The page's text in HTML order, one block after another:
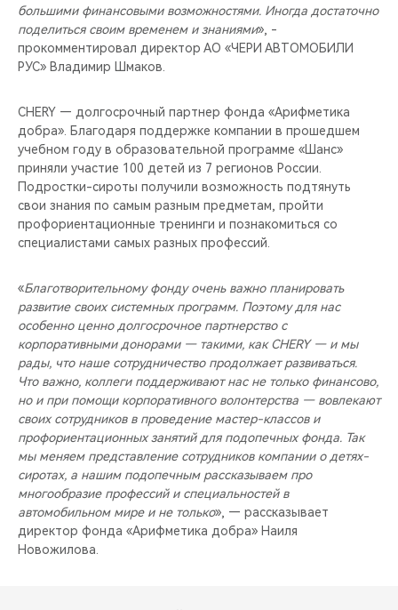
большими финансовыми возможностями. Иногда достаточно
поделиться своим временем и знаниями», -
прокомментировал директор АО «ЧЕРИ АВТОМОБИЛИ
РУС» Владимир Шмаков.
CHERY — долгосрочный партнер фонда «Арифметика
добра». Благодаря поддержке компании в прошедшем
учебном году в образовательной программе «Шанс»
приняли участие 100 детей из 7 регионов России.
Подростки-сироты получили возможность подтянуть
свои знания по самым разным предметам, пройти
профориентационные тренинги и познакомиться со
специалистами самых разных профессий.
«Благотворительному фонду очень важно планировать
развитие своих системных программ. Поэтому для нас
особенно ценно долгосрочное партнерство с
корпоративными донорами — такими, как CHERY — и мы
рады, что наше сотрудничество продолжает развиваться.
Что важно, коллеги поддерживают нас не только финансово,
но и при помощи корпоративного волонтерства — вовлекают
своих сотрудников в проведение мастер-классов и
профориентационных занятий для подопечных фонда. Так
мы меняем представление сотрудников компании о детях-
сиротах, а нашим подопечным рассказываем про
многообразие профессий и специальностей в
автомобильном мире и не только», — рассказывает
директор фонда «Арифметика добра» Наиля
Новожилова.